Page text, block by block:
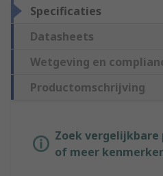
Specificaties
Datasheets
Wetgeving en
Productomschrijving
Zoek vergelijkbare
of meer